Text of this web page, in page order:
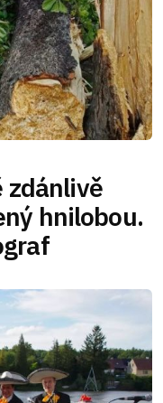
zdánlivě
hnilobou.